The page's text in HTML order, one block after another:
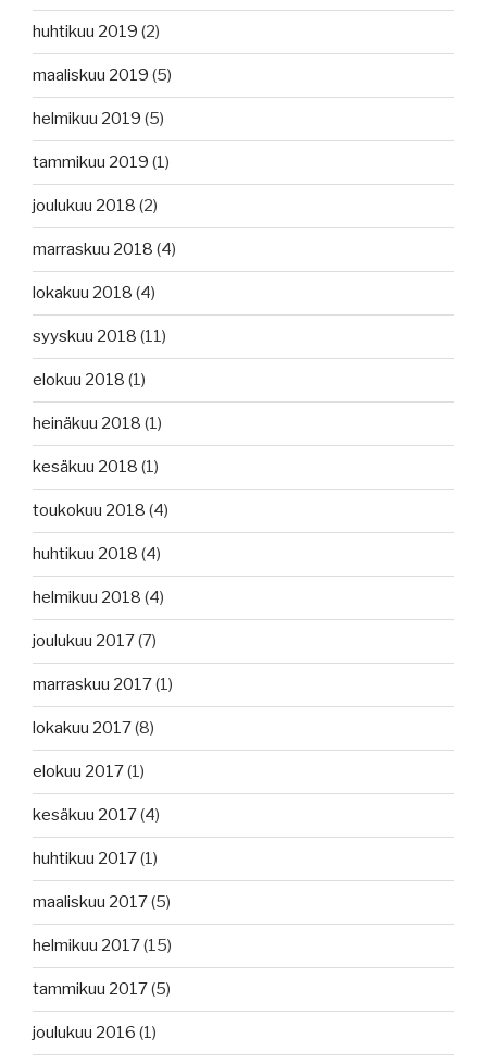
huhtikuu 2019 (2)
maaliskuu 2019 (5)
helmikuu 2019 (5)
tammikuu 2019 (1)
joulukuu 2018 (2)
marraskuu 2018 (4)
lokakuu 2018 (4)
syyskuu 2018 (11)
elokuu 2018 (1)
heinäkuu 2018 (1)
kesäkuu 2018 (1)
toukokuu 2018 (4)
huhtikuu 2018 (4)
helmikuu 2018 (4)
joulukuu 2017(7)
marraskuu 2017(1)
lokakuu 2017(8)
elokuu 2017(1)
kesäkuu 2017(4)
huhtikuu 2017(1)
maaliskuu 2017(5)
helmikuu 2017(15)
tammikuu 2017(5)
joulukuu 2016 (1)